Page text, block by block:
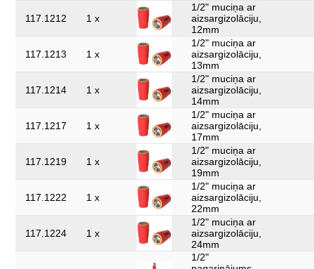
117.1212 1 x
1/2" muciņa ar
aizsargizolāciju,
12mm
117.1213 1 x
1/2" muciņa ar
aizsargizolāciju,
13mm
117.1214 1 x
1/2" muciņa ar
aizsargizolāciju,
14mm
117.1217 1 x
1/2" muciņa ar
aizsargizolāciju,
17mm
117.1219 1 x
1/2" muciņa ar
aizsargizolāciju,
19mm
117.1222 1 x
1/2" muciņa ar
aizsargizolāciju,
22mm
117.1224 1 x
1/2" muciņa ar
aizsargizolāciju,
24mm
1/2"